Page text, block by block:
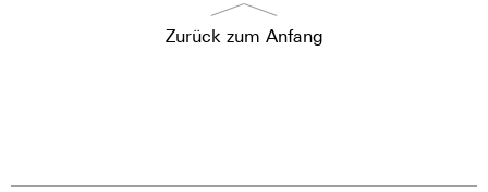
Zurück zum Anfang